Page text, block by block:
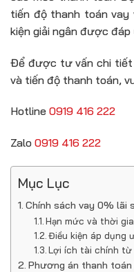
tiến độ thanh toán vay
kiện giải ngân được đáp
Để được tư vấn chi tiết
và tiến độ thanh toán,
Hotline 0919 416 222
Zalo 0919 416 222
Mục Lục
Chính sách vay 0% lãi
Hạn mức và thời
Điều kiện áp dụng
Lợi ích tài chính từ
Phương án thanh